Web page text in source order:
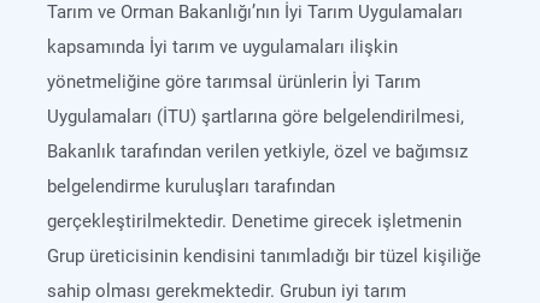
Tarım ve Orman Bakanlığı’nın İyi Tarım Uygulamaları
kapsamında İyi tarım ve uygulamaları ilişkin
yönetmeliğine göre tarımsal ürünlerin İyi Tarım
Uygulamaları (İTU) şartlarına göre belgelendirilmesi,
Bakanlık tarafından verilen yetkiyle, özel ve bağımsız
belgelendirme kuruluşları tarafından
gerçekleştirilmektedir. Denetime girecek işletmenin
Grup üreticisinin kendisini tanımladığı bir tüzel kişiliğe
sahip olması gerekmektedir. Grubun iyi tarım